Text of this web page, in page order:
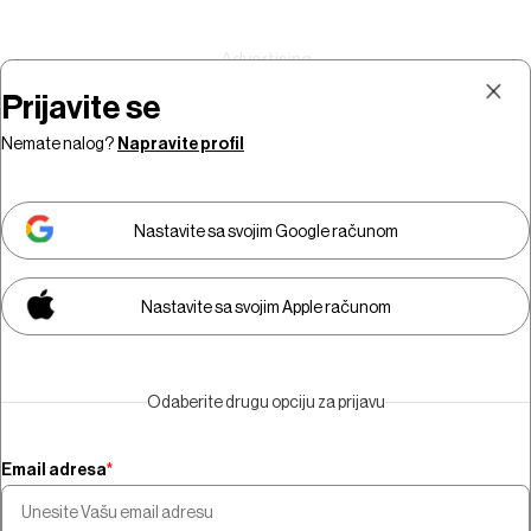
Morate biti pretplatnik da biste
gledali video sadržaj.
Pretplatite se
Prijavite se
Nemate nalog? Napravite profil
Nastavite sa svojim Google računom
Nastavite sa svojim Apple računom
Odaberite drugu opciju za prijavu
Email adresa*